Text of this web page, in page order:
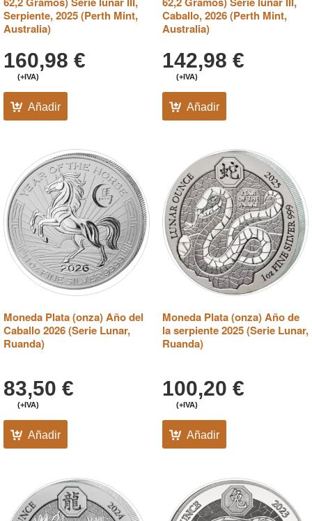
Serpiente, 2025 (Perth Mint,
Australia)
160,98 €
(+IVA)
Añadir
Caballo, 2026 (Perth Mint,
Australia)
142,98 €
(+IVA)
Añadir
Moneda Plata (onza) Año del
Caballo 2026 (Serie Lunar,
Ruanda)
83,50 €
(+IVA)
Añadir
Moneda Plata (onza) Año de
la serpiente 2025 (Serie Lunar,
Ruanda)
100,20 €
(+IVA)
Añadir